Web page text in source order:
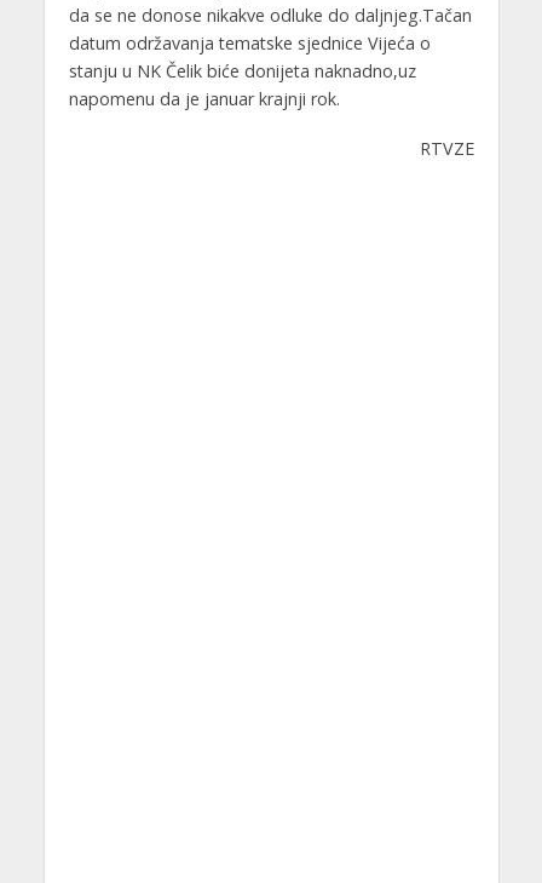
da se ne donose nikakve odluke do daljnjeg.Tačan
datum održavanja tematske sjednice Vijeća o
stanju u NK Čelik biće donijeta naknadno,uz
napomenu da je januar krajnji rok.
RTVZE